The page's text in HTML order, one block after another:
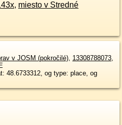
, miesto v Stredné
v JOSM (pokročilé), 13308788073,
48.6733312, og type: place, og